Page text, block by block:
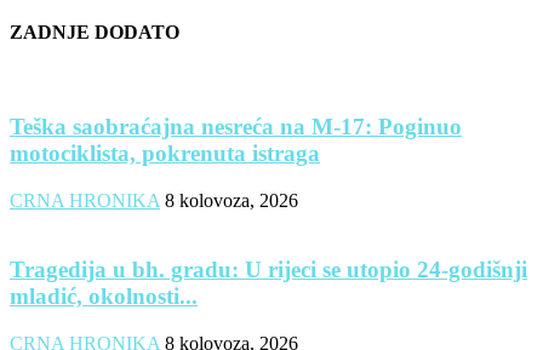
ZADNJE DODATO
Teška saobraćajna nesreća na M-17: Poginuo
motociklista, pokrenuta istraga
CRNA HRONIKA 8 kolovoza, 2026
Tragedija u bh. gradu: U rijeci se utopio 24-godišnji
mladić, okolnosti...
CRNA HRONIKA 8 kolovoza, 2026